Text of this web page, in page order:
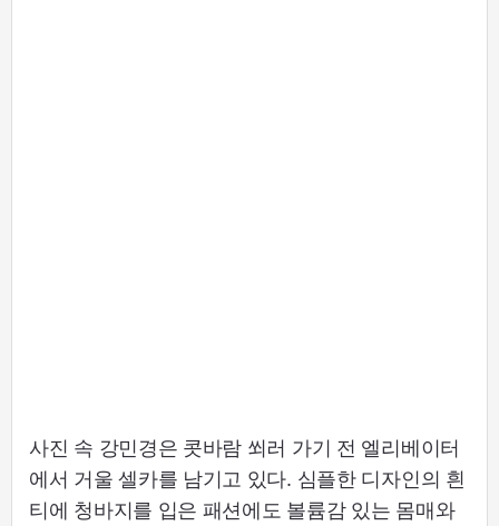
사진 속 강민경은 콧바람 쐬러 가기 전 엘리베이터
에서 거울 셀카를 남기고 있다. 심플한 디자인의 흰
티에 청바지를 입은 패션에도 볼륨감 있는 몸매와